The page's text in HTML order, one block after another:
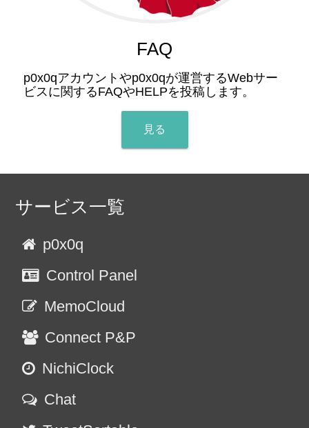
FAQ
p0x0qアカウントやp0x0qが運営するWebサー
ビスに関するFAQやHELPを投稿します。
見る
サービス一覧
p0x0q
Control Panel
MemoCloud
Connect P&P
NichiClock
Chat